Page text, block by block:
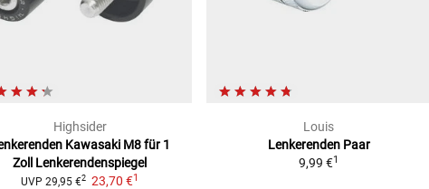
Highsider
Kawasaki M8 für 1
Zoll Lenkerendenspiegel
UVP 29,95 €2 23,70 €1
Louis
Lenkerenden Paar
9,99 €1